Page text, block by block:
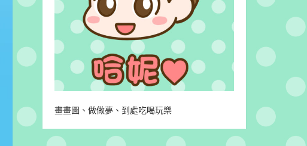
畫畫圖、做做夢、到處吃喝玩樂